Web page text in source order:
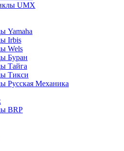
UMX
Yamaha
Irbis
Wels
Буран
Тайга
Тикси
Русская Механика
BRP